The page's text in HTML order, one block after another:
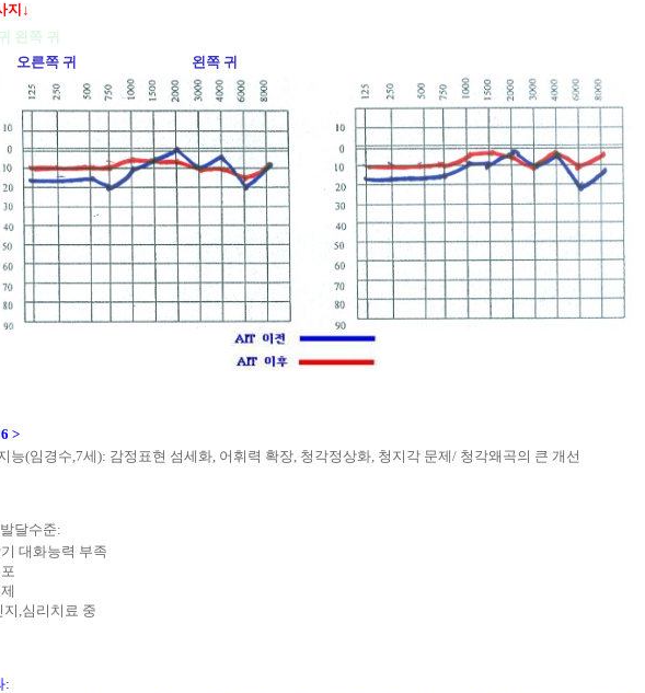
지↓
왼쪽 귀
쪽 귀 왼쪽 귀
>
능(임경수,7세): 감정표현 섬세화, 어휘력 확장, 청각정상화, 청지각 문제/ 청각왜곡의 큰 개선
달수준:
대화능력 부족
지,심리치료 중
: